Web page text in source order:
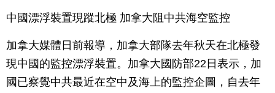
中國漂浮裝置現蹤北極 加拿大阻中共海空監控
加拿大媒體日前報導，加拿大部隊去年秋天在北極發
現中國的監控漂浮裝置。加拿大國防部22日表示，加
國已察覺中共最近在空中及海上的監控企圖，自去年